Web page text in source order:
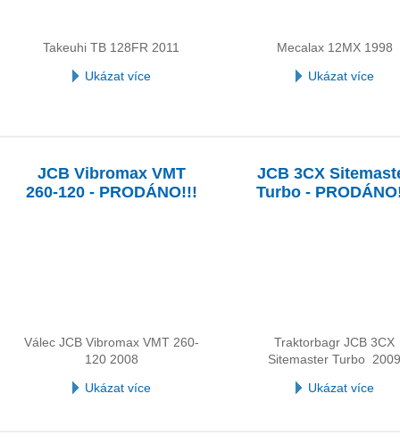
Takeuhi TB 128FR 2011
Ukázat více
Mecalax 12MX 1998
Ukázat více
JCB Vibromax VMT
260-120 - PRODÁNO!!!
Válec JCB Vibromax VMT 260-
120 2008
Ukázat více
JCB 3CX
Turbo -
Traktorbagr JCB 3CX
Sitemaster Turbo
Ukázat více